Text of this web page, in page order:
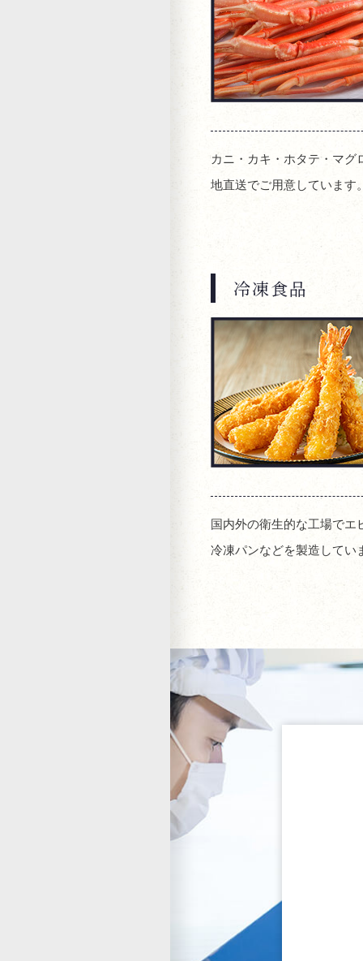
カニ・カキ・ホタテ・マグ
地直送でご用意しています
冷凍食品
国内外の衛生的な工場でエ
冷凍パンなどを製造してい